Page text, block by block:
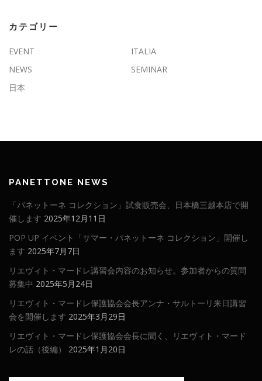
カテゴリー
EVENT
ITALIA
NEWS
SEMINAR
日本
PANETTONE NEWS
「パネットーネ コレクション」試食販売会、日本橋三越本店で開
催します 2025年12月11日
POP UP イベント「サマー・パネットーネ コレクション」開催し
ます 2025年7月7日
リエヴィト・マードレ講習会内容のお知らせ。参加者からの質問
募集中 2025年5月24日
リエヴィト・マードレ保護協会会長アンナ・サルトーリ来日講習
会を開催します 2025年3月29日
リエヴィト・マードレ保護協会会長に聞く、リエヴィト・マード
レの話（後編）
2025年1月20日